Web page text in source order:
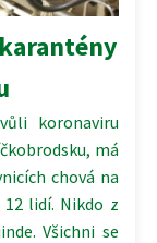
koronaviru
má
chová na
lidí. Nikdo z
Všichni se